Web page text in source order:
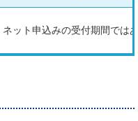
ネット申込みの受付期間では